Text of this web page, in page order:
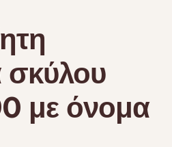
σκύλου
με όνομα